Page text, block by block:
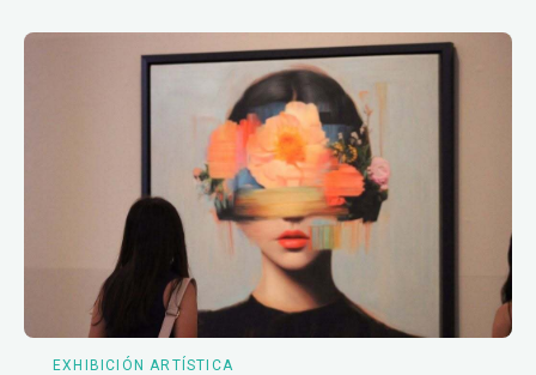
EXHIBICIÓN ARTÍSTICA